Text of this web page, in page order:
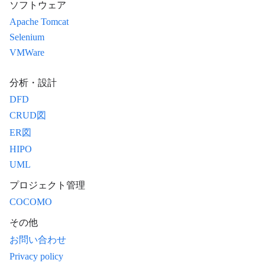
ソフトウェア
Apache Tomcat
Selenium
VMWare
分析・設計
DFD
CRUD図
ER図
HIPO
UML
プロジェクト管理
COCOMO
その他
お問い合わせ
Privacy policy